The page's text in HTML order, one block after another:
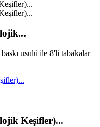
usulü ile 8'li tabakalar
Keşifler)...